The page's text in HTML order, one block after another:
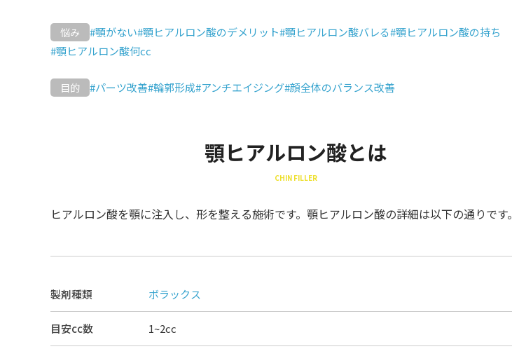
悩み #顎がない#顎ヒアルロン酸のデメリット#顎ヒアルロン酸バレる#顎ヒアルロン酸の持ち
#顎ヒアルロン酸何cc
目的 #パーツ改善#輪郭形成#アンチエイジング#顔全体のバランス改善
顎ヒアルロン酸とは
CHIN FILLER
ヒアルロン酸を顎に注入し、形を整える施術です。顎ヒアルロン酸の詳細は以下の通りです。
製剤種類 ボラックス
目安cc数 1~2cc